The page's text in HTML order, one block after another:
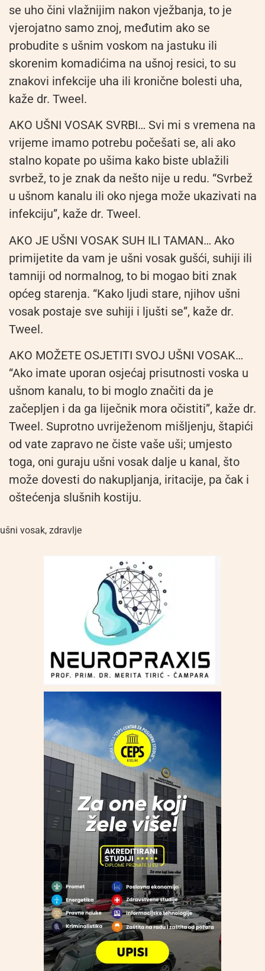
se uho čini vlažnijim nakon vježbanja, to je
vjerojatno samo znoj, međutim ako se
probudite s ušnim voskom na jastuku ili
skorenim komadićima na ušnoj resici, to su
znakovi infekcije uha ili kronične bolesti uha,
kaže dr. Tweel.
AKO UŠNI VOSAK SVRBI… Svi mi s vremena na
vrijeme imamo potrebu počešati se, ali ako
stalno kopate po ušima kako biste ublažili
svrbež, to je znak da nešto nije u redu. “Svrbež
u ušnom kanalu ili oko njega može ukazivati na
infekciju”, kaže dr. Tweel.
AKO JE UŠNI VOSAK SUH ILI TAMAN… Ako
primijetite da vam je ušni vosak gušći, suhiji ili
tamniji od normalnog, to bi mogao biti znak
općeg starenja. “Kako ljudi stare, njihov ušni
vosak postaje sve suhiji i ljušti se”, kaže dr.
Tweel.
AKO MOŽETE OSJETITI SVOJ UŠNI VOSAK…
“Ako imate uporan osjećaj prisutnosti voska u
ušnom kanalu, to bi moglo značiti da je
začepljen i da ga liječnik mora očistiti”, kaže dr.
Tweel. Suprotno uvriježenom mišljenju, štapići
od vate zapravo ne čiste vaše uši; umjesto
toga, oni guraju ušni vosak dalje u kanal, što
može dovesti do nakupljanja, iritacije, pa čak i
oštećenja slušnih kostiju.
ušni vosak, zdravlje